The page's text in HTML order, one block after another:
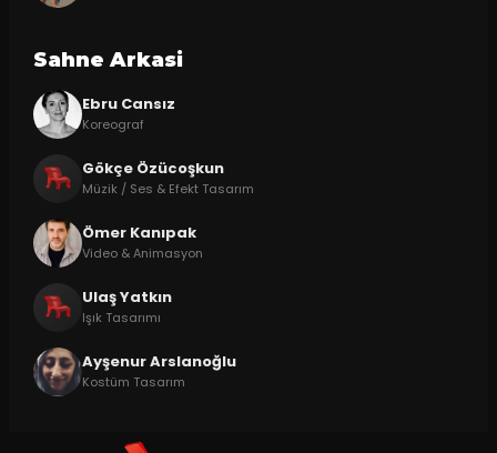
Sahne Arkasi
Ebru Cansız
Koreograf
Gökçe Özücoşkun
Müzik / Ses & Efekt Tasarım
Ömer Kanıpak
Video & Animasyon
Ulaş Yatkın
Işık Tasarımı
Ayşenur Arslanoğlu
Kostüm Tasarım